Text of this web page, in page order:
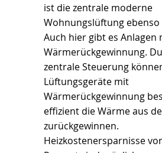
ist die zentrale moderne
Wohnungslüftung ebenso
Auch hier gibt es Anlagen
Wärmerückgewinnung.
zentrale Steuerung
Lüftungsgeräte mit
Wärmerückgewinnung
effizient die Wärme aus
zurückgewinnen.
Heizkostenersparnisse